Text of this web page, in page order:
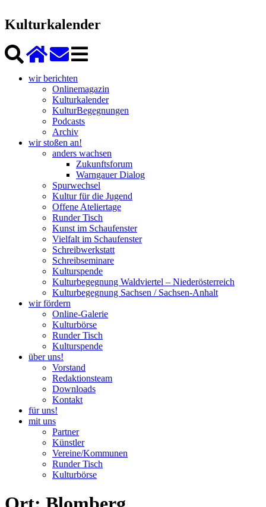
Kulturkalender
wir berichten
Onlinemagazin
Kulturkalender
KulturBegegnungen
Podcasts
Archiv
wir stoßen an!
anders wachsen
Zukunftsforum
Warngauer Dialog
Spurwechsel
Kultur für die Jugend
Offene Ateliertage
Runder Tisch
Kunst im Schaufenster
Vielfalt im Schaufenster
Schreibwerkstatt
Schreibseminare
Kulturspende
Kulturbegegnung Waldviertel – Niederösterreich
Kulturbegegnung Sachsen / Sachsen-Anhalt
wir fördern
Online-Galerie
Kulturbörse
Runder Tisch
Kulturspende
über uns!
Vorstand
Redaktionsteam
Downloads
Kontakt
für uns!
mit uns
Partner
Künstler
Vereine/Kommunen
Runder Tisch
Kulturbörse